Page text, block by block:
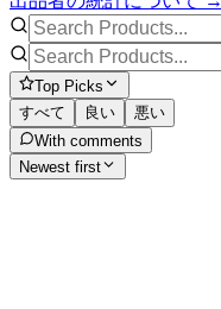
Top Picks
すべて
良い
悪い
With comments
Newest first